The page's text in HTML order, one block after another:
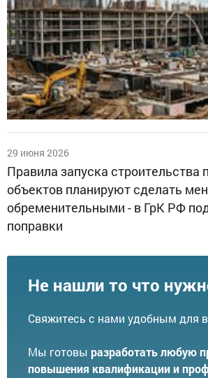
29 июня 2026
Правила запуска
объектов планируют сделать
обременительными - в ГрК РФ
поправки
Не нашли то что
Свяжитесь с нами удобным для
Мы готовы разработать любую
повышения квалификации и